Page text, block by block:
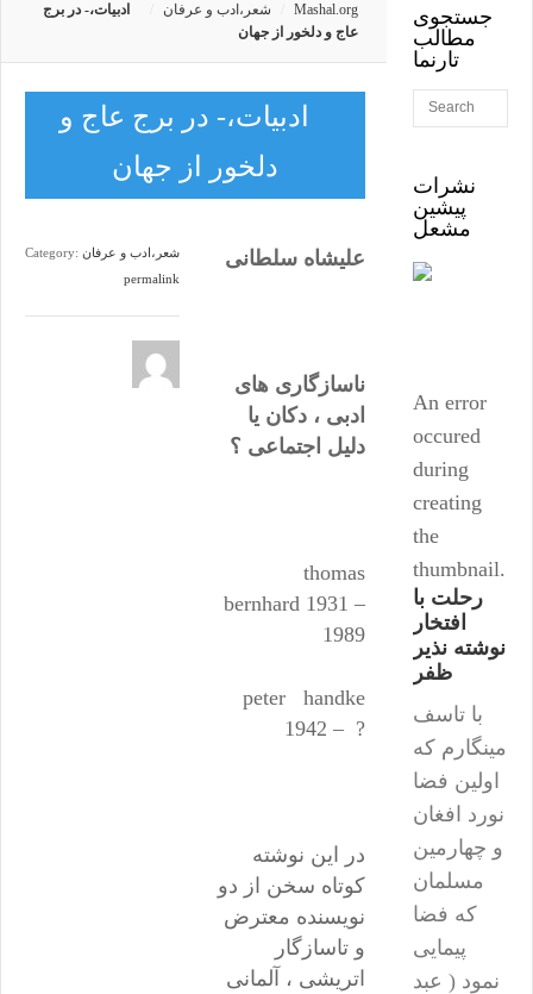
Mashal.org شعر،ادب و عرفان
ادبیات،- در برج
عاج و دلخور از جهان
ادبیات،- در برج عاج و
دلخور از جهان
Category: شعر،ادب و عرفان
permalink
علیشاه سلطانی
ناسازگاری های
ادبی ، دکان یا
دلیل اجتماعی ؟
thomas
bernhard 1931 –
1989
peter handke
1942 – ?
در این نوشته
کوتاه سخن از دو
نویسنده معترض
و تاسازگار
اتریشی ، آلمانی
جستجوی
مطالب
تارنما
نشرات
پیشین
مشعل
An error
occured
during
creating
the
thumbnail.
رحلت با
افتخار
نوشته نذیر
ظفر
با تاسف
مینگارم که
اولین فضا
نورد افغان
و چهارمین
مسلمان
که فضا
پیمایی
نمود ( عبد